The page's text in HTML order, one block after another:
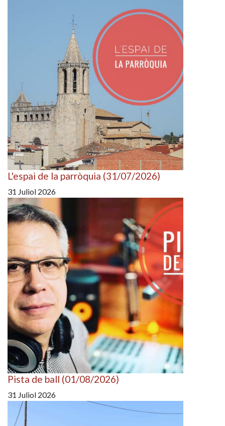
L'espai de la parròquia (31/07/2026)
31 Juliol 2026
Pista de ball (01/08/2026)
31 Juliol 2026